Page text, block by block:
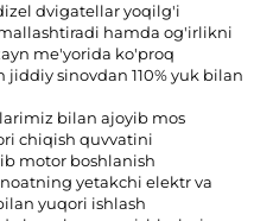
dvigatellar yoqilg'i
hamda og'irlikni
me'yorida ko'proq
sinovdan 110% yuk bilan
bilan ajoyib mos
chiqish quvvatini
motor boshlanish
yetakchi elektr va
yuqori ishlash